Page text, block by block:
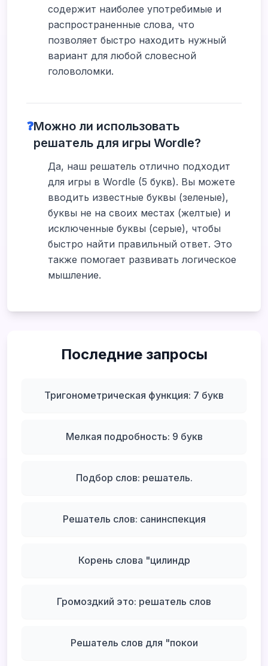
содержит наиболее употребимые и
распространенные слова, что
позволяет быстро находить нужный
вариант для любой словесной
головоломки.
❓Можно ли использовать
решатель для игры Wordle?
Да, наш решатель отлично подходит
для игры в Wordle (5 букв). Вы можете
вводить известные буквы (зеленые),
буквы не на своих местах (желтые) и
исключенные буквы (серые), чтобы
быстро найти правильный ответ. Это
также помогает развивать логическое
мышление.
Последние запросы
Тригонометрическая функция: 7 букв
Мелкая подробность: 9 букв
Подбор слов: решатель.
Решатель слов: санинспекция
Корень слова "цилиндр
Громоздкий это: решатель слов
Решатель слов для "покои